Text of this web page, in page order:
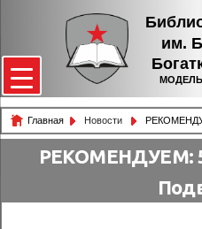
им.
Главная Новости
РЕКОМЕНДУЕМ: